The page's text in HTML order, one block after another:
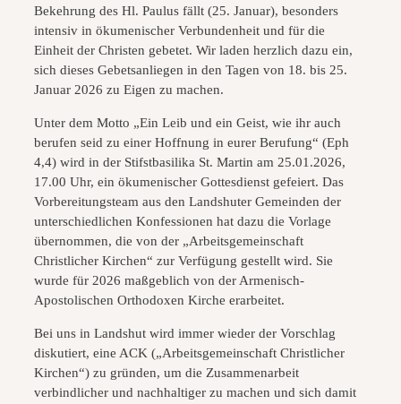
Bekehrung des Hl. Paulus fällt (25. Januar), besonders
intensiv in ökumenischer Verbundenheit und für die
Einheit der Christen gebetet. Wir laden herzlich dazu ein,
sich dieses Gebetsanliegen in den Tagen von 18. bis 25.
Januar 2026 zu Eigen zu machen.
Unter dem Motto „Ein Leib und ein Geist, wie ihr auch
berufen seid zu einer Hoffnung in eurer Berufung“ (Eph
4,4) wird in der Stifstbasilika St. Martin am 25.01.2026,
17.00 Uhr, ein ökumenischer Gottesdienst gefeiert. Das
Vorbereitungsteam aus den Landshuter Gemeinden der
unterschiedlichen Konfessionen hat dazu die Vorlage
übernommen, die von der „Arbeitsgemeinschaft
Christlicher Kirchen“ zur Verfügung gestellt wird. Sie
wurde für 2026 maßgeblich von der Armenisch-
Apostolischen Orthodoxen Kirche erarbeitet.
Bei uns in Landshut wird immer wieder der Vorschlag
diskutiert, eine ACK („Arbeitsgemeinschaft Christlicher
Kirchen“) zu gründen, um die Zusammenarbeit
verbindlicher und nachhaltiger zu machen und sich damit